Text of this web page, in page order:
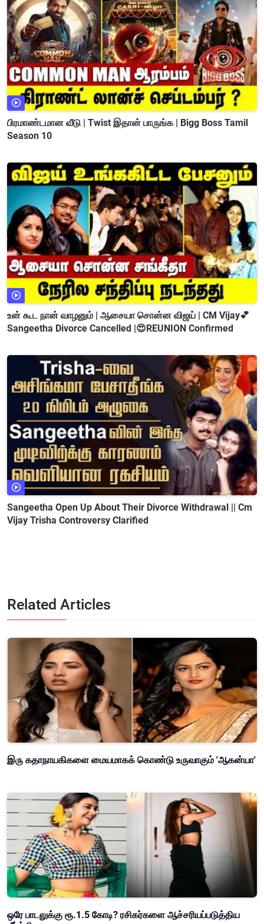
பிரமாண்டமான வீடு | Twist இதான் பாருங்க | Bigg Boss Tamil
Season 10
உன் கூட நான் வாழனும் | ஆசையா சொன்ன விஜய் | CM Vijay💕
Sangeetha Divorce Cancelled |😍REUNION Confirmed
Sangeetha Open Up About Their Divorce Withdrawal || Cm
Vijay Trisha Controversy Clarified
Related Articles
இரு கதாநாயகிகளை மையமாகக் கொண்டு உருவாகும் 'ஆகன்யா'
ஒரே பாடலுக்கு ரூ.1.5 கோடி? ரசிகர்களை ஆச்சரியப்படுத்திய